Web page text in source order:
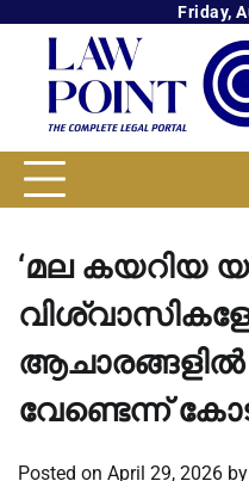
content
Friday,
‘മല കയറിയ
വേണ്ടെന്ന്
Posted on April 29, 2026 by